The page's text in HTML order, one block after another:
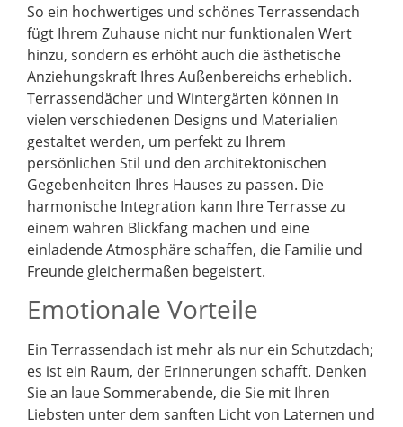
So ein hochwertiges und schönes Terrassendach
fügt Ihrem Zuhause nicht nur funktionalen Wert
hinzu, sondern es erhöht auch die ästhetische
Anziehungskraft Ihres Außenbereichs erheblich.
Terrassendächer und Wintergärten können in
vielen verschiedenen Designs und Materialien
gestaltet werden, um perfekt zu Ihrem
persönlichen Stil und den architektonischen
Gegebenheiten Ihres Hauses zu passen. Die
harmonische Integration kann Ihre Terrasse zu
einem wahren Blickfang machen und eine
einladende Atmosphäre schaffen, die Familie und
Freunde gleichermaßen begeistert.
Emotionale Vorteile
Ein Terrassendach ist mehr als nur ein Schutzdach;
es ist ein Raum, der Erinnerungen schafft. Denken
Sie an laue Sommerabende, die Sie mit Ihren
Liebsten unter dem sanften Licht von Laternen und